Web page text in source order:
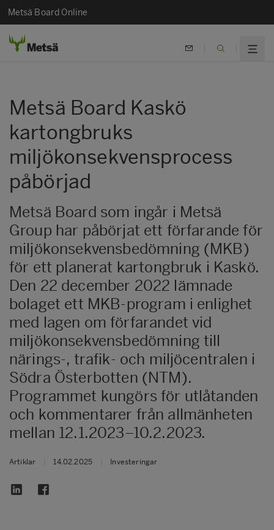
Metsä Board Online
Metsä Board Kaskö
kartongbruks
miljökonsekvensprocess
påbörjad
Metsä Board som ingår i Metsä
Group har påbörjat ett förfarande för
miljökonsekvensbedömning (MKB)
för ett planerat kartongbruk i Kaskö.
Den 22 december 2022 lämnade
bolaget ett MKB-program i enlighet
med lagen om förfarandet vid
miljökonsekvensbedömning till
närings-, trafik- och miljöcentralen i
Södra Österbotten (NTM).
Programmet kungörs för utlåtanden
och kommentarer från allmänheten
mellan 12.1.2023–10.2.2023.
Artiklar 14.02.2025 Investeringar